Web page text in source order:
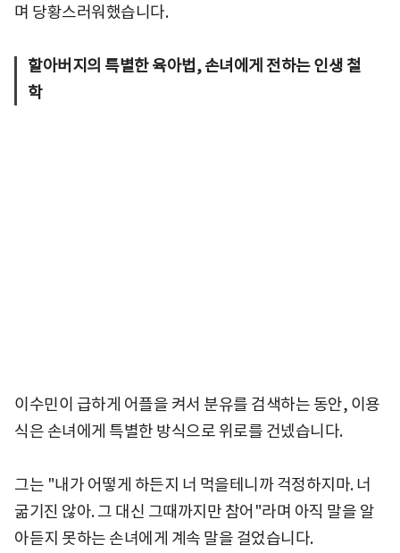
며 당황스러워했습니다.
할아버지의 특별한 육아법, 손녀에게 전하는 인생 철
학
이수민이 급하게 어플을 켜서 분유를 검색하는 동안, 이용
식은 손녀에게 특별한 방식으로 위로를 건넸습니다.
그는 "내가 어떻게 하든지 너 먹을테니까 걱정하지마. 너
굶기진 않아. 그 대신 그때까지만 참어"라며 아직 말을 알
아듣지 못하는 손녀에게 계속 말을 걸었습니다.